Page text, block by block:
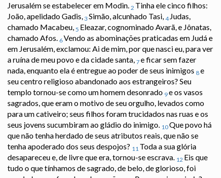
Jerusalém se estabelecer em Modin. 2 Tinha ele cinco filhos:
João, apelidado Gadis, 3 Simão, alcunhado Tasi, 4 Judas,
chamado Macabeu, 5 Eleazar, cognominado Avarã, e Jônatas,
chamado Afos. 6Vendo as abominações praticadas em Judá e
em Jerusalém, exclamou: Ai de mim, por que nasci eu, para ver
a ruína de meu povo e da cidade santa, 7e ficar sem fazer
nada, enquanto ela é entregue ao poder de seus inimigos 8e
seu centro religioso abandonado aos estrangeiros? Seu
templo tornou-se como um homem desonrado 9e os vasos
sagrados, que eram o motivo de seu orgulho, levados como
para um cativeiro; seus filhos foram trucidados nas ruas e os
seus jovens sucumbiram ao gládio do inimigo. 10Que povo há
que não tenha herdado de seus atributos reais, que não se
tenha apoderado dos seus despojos? 11 Toda a sua glória
desapareceu e, de livre que era, tornou-se escrava. 12 Eis que
tudo o que tínhamos de sagrado, de belo, de glorioso, foi